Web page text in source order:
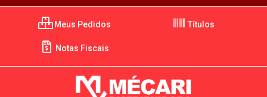
Meus Pedidos Títulos
Notas Fiscais